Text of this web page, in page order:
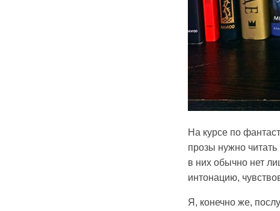
На курсе по
прозы нужно
в них обычно нет
интонацию,
Я, конечно же,